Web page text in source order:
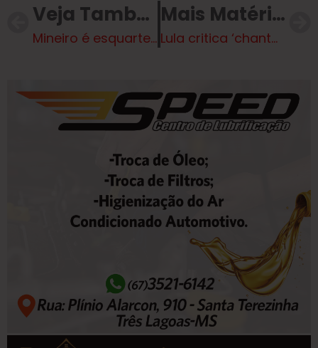
Veja Também
Mineiro é esquartejado e triturado em liquidificador no Rio
Mais Matérias
Lula critica ‘chantagem inaceitável’ de Trump e diz que ‘tarifaço’ tem apoio de políticos ‘traidores da pátria’